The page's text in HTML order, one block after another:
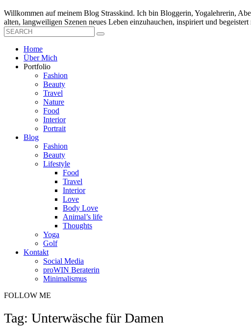
Willkommen auf meinem Blog Strasskind. Ich bin Bloggerin, Yogalehrerin,
alten, langweiligen Szenen neues Leben einzuhauchen, inspiriert und
Home
Über Mich
Portfolio
Fashion
Beauty
Travel
Nature
Food
Interior
Portrait
Blog
Fashion
Beauty
Lifestyle
Food
Travel
Interior
Love
Body Love
Animal’s life
Thoughts
Yoga
Golf
Kontakt
Social Media
proWIN Beraterin
Minimalismus
FOLLOW ME
Tag: Unterwäsche für Damen